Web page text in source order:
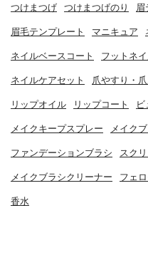
つけまつげ つけまつげのり 眉
眉毛テンプレート マニキュア
ネイルベースコート フットネ
ネイルケアセット 爪やすり・爪
リップオイル リップコート ビ
メイクキープスプレー メイク
ファンデーションブラシ スク
メイクブラシクリーナー フェ
香水